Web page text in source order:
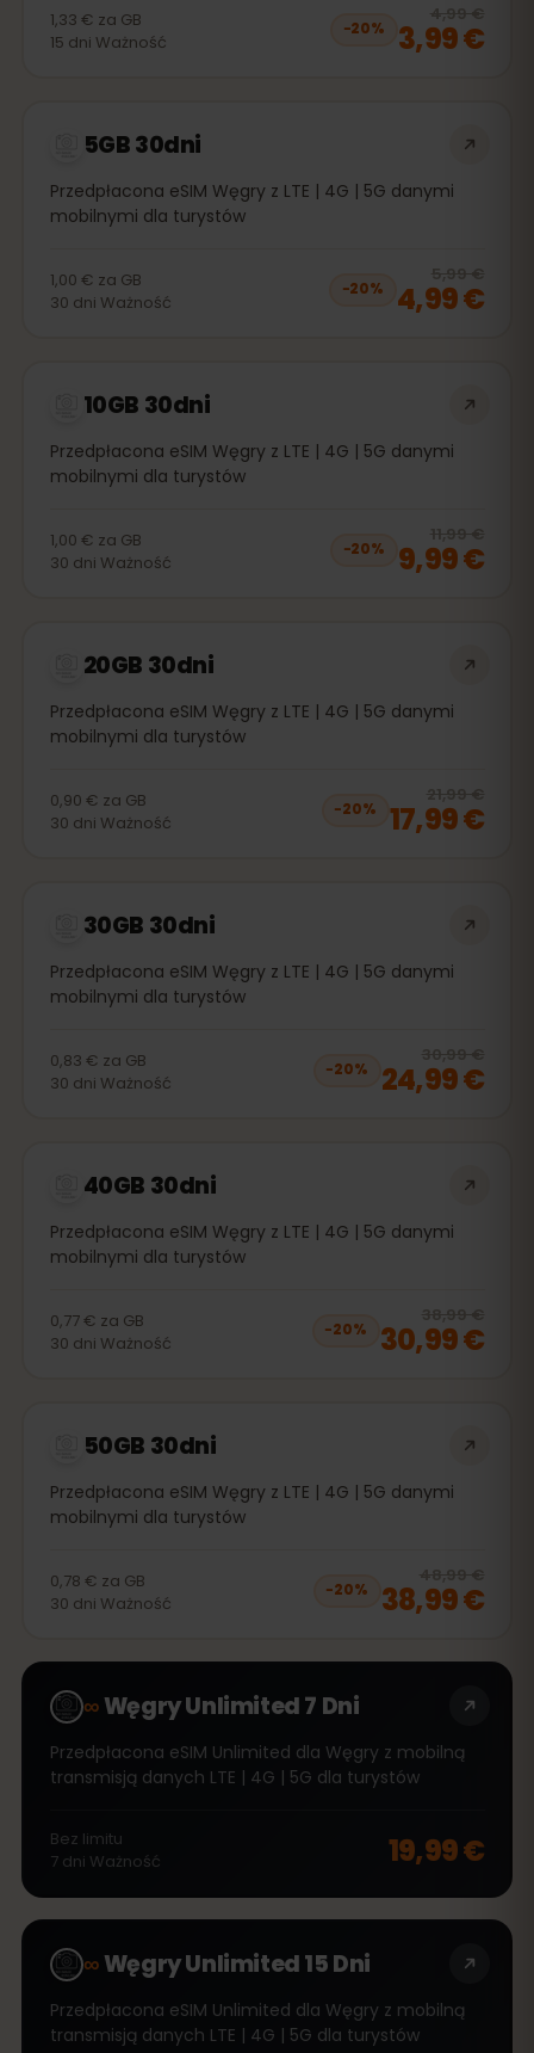
1,33 € za GB
15 dni Ważność
−20%
4,99 €
3,99 €
5GB 30dni
Przedpłacona eSIM Węgry z LTE | 4G | 5G danymi
mobilnymi dla turystów
1,00 € za GB
30 dni Ważność
−20%
5,99 €
4,99 €
10GB 30dni
Przedpłacona eSIM Węgry z LTE | 4G | 5G danymi
mobilnymi dla turystów
1,00 € za GB
30 dni Ważność
−20%
11,99 €
9,99 €
20GB 30dni
Przedpłacona eSIM Węgry z LTE | 4G | 5G danymi
mobilnymi dla turystów
0,90 € za GB
30 dni Ważność
−20%
21,99 €
17,99 €
30GB 30dni
Przedpłacona eSIM Węgry z LTE | 4G | 5G danymi
mobilnymi dla turystów
0,83 € za GB
30 dni Ważność
−20%
30,99 €
24,99 €
40GB 30dni
Przedpłacona eSIM Węgry z LTE | 4G | 5G danymi
mobilnymi dla turystów
0,77 € za GB
30 dni Ważność
−20%
38,99 €
30,99 €
50GB 30dni
Przedpłacona eSIM Węgry z LTE | 4G | 5G danymi
mobilnymi dla turystów
0,78 € za GB
30 dni Ważność
−20%
48,99 €
38,99 €
∞Węgry Unlimited 7 Dni
Przedpłacona eSIM Unlimited dla Węgry z mobilną
transmisją danych LTE | 4G | 5G dla turystów
Bez limitu
7 dni Ważność 19,99 €
∞Węgry Unlimited 15 Dni
Przedpłacona eSIM Unlimited dla Węgry z mobilną
transmisją danych LTE | 4G | 5G dla turystów